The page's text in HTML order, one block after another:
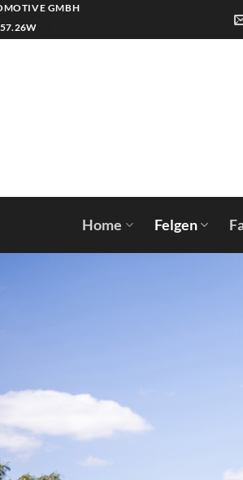
GMBH
Home Felgen